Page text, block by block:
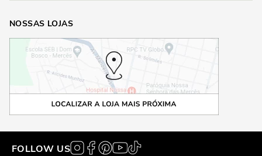
NOSSAS LOJAS
FOLLOW US